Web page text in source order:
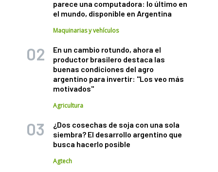
parece una computadora: lo último en
el mundo, disponible en Argentina
Maquinarias y vehículos
En un cambio rotundo, ahora el
productor brasilero destaca las
buenas condiciones del agro
argentino para invertir: "Los veo más
motivados"
Agricultura
¿Dos cosechas de soja con una sola
siembra? El desarrollo argentino que
busca hacerlo posible
Agtech